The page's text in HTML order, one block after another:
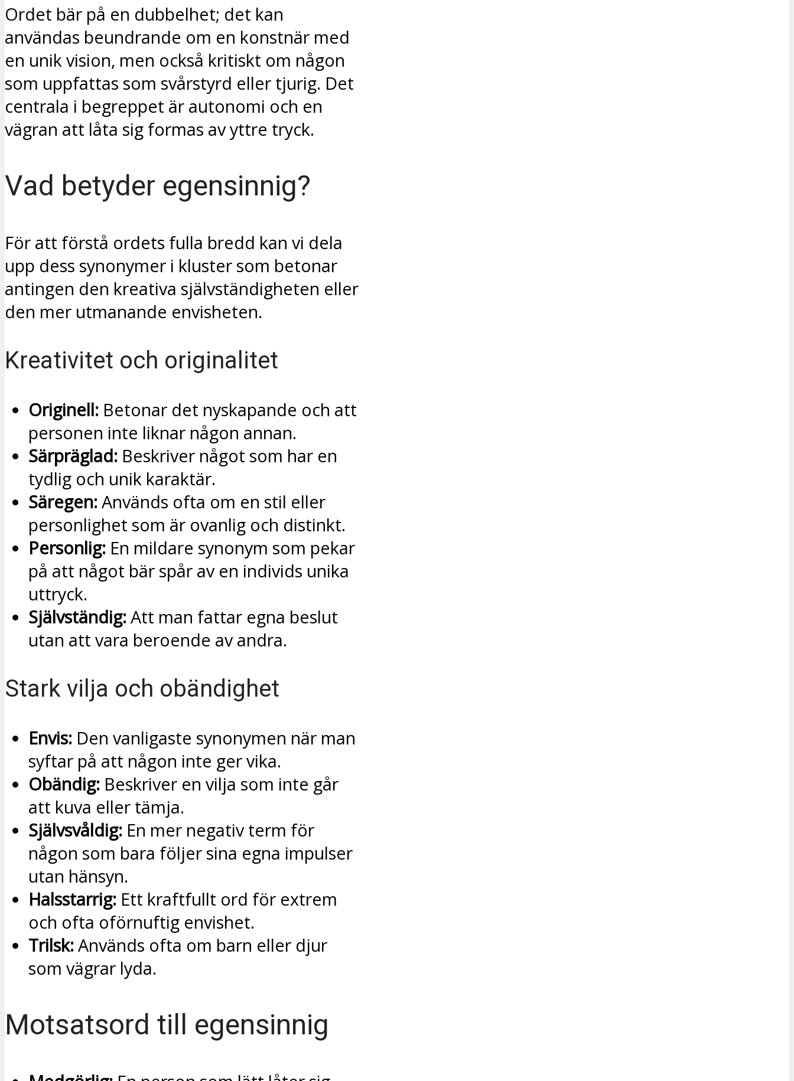
Ordet bär på en dubbelhet; det kan
användas beundrande om en konstnär med
en unik vision, men också kritiskt om någon
som uppfattas som svårstyrd eller tjurig. Det
centrala i begreppet är autonomi och en
vägran att låta sig formas av yttre tryck.
Vad betyder egensinnig?
För att förstå ordets fulla bredd kan vi dela
upp dess synonymer i kluster som betonar
antingen den kreativa självständigheten eller
den mer utmanande envisheten.
Kreativitet och originalitet
Originell: Betonar det nyskapande och att
personen inte liknar någon annan.
Särpräglad: Beskriver något som har en
tydlig och unik karaktär.
Säregen:Används ofta om en stil eller
personlighet som är ovanlig och distinkt.
Personlig: En mildare synonym som pekar
på att något bär spår av en individs unika
uttryck.
Självständig:Att man fattar egna beslut
utan att vara beroende av andra.
Stark vilja och obändighet
Envis: Den vanligaste synonymen när man
syftar på att någon inte ger vika.
Obändig: Beskriver en vilja som inte går
att kuva eller tämja.
Självsvåldig: En mer negativ term för
någon som bara följer sina egna impulser
utan hänsyn.
Halsstarrig: Ett kraftfullt ord för extrem
och ofta oförnuftig envishet.
Trilsk:Används ofta om barn eller djur
som vägrar lyda.
Motsatsord till egensinnig